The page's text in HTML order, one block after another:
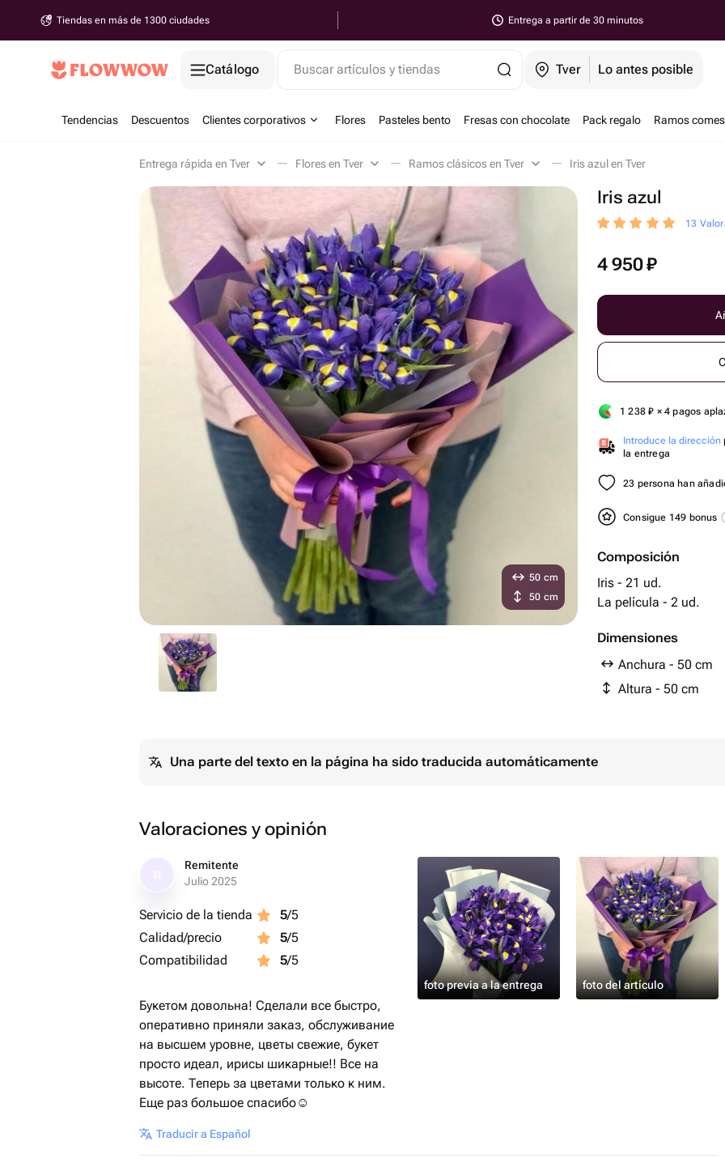
Tiendas en más de 1300 ciudades Entrega a partir de 30 minutos
Catálogo Buscar artículos y tiendas Tver Lo antes posible
Tendencias Descuentos Clientes corporativos Flores Pasteles bento Fresas con chocolate Pack regalo Ramos
Entrega rápida en Tver Flores en Tver Ramos clásicos en Tver Iris azul en Tver
Iris azul
13
4 950₽
1 238₽ × 4 pagos
Introduce la dirección
la entrega
23 persona han
Consigue 149 bonus
Composición
Iris - 21 ud.
La película - 2 ud.
Dimensiones
Anchura - 50 cm
Altura - 50 cm
50 cm
50 cm
Una parte del texto en la página ha sido traducida automáticamente
Valoraciones y opinión
Remitente
Julio 2025
Servicio de la tienda 5/5
Calidad/precio
5/5
Compatibilidad
5/5
Букетом довольна! Сделали все быстро,
оперативно приняли заказ, обслуживание
на высшем уровне, цветы свежие, букет
просто идеал, ирисы шикарные!! Все на
высоте. Теперь за цветами только к ним.
Еще раз большое спасибо☺️
foto previa a la entrega foto del artículo
Traducir a Español